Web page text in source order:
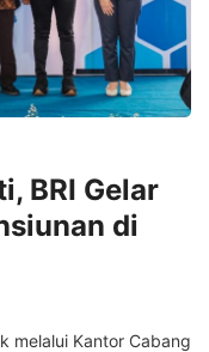
BRI Gelar
di
melalui Kantor Cabang